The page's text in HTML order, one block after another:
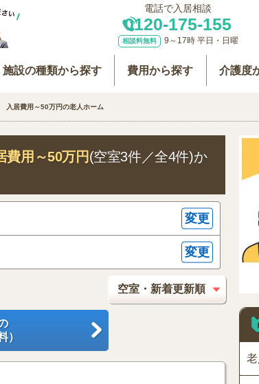
電話で入居相談
0120-175-155
相談料無料 9～17時 平日・日曜
施設の種類から探す 費用から探す 介護度
入居費用～50万円の老人ホーム
費用～50万円(空室3件／全4件)か
変更
変更
）